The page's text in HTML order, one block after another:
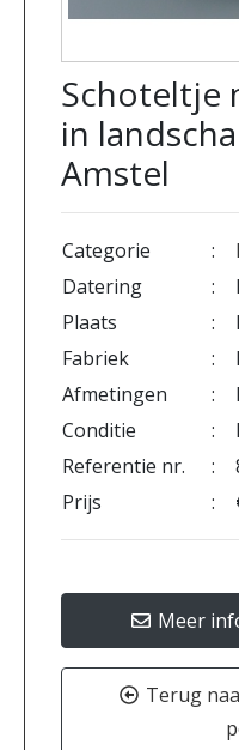
Schoteltje
in
Amstel
Categorie :
Datering
:
Plaats
:
Fabriek
:
Afmetingen
:
Conditie
:
Referentie nr.
:
Prijs
:
Meer
Terug